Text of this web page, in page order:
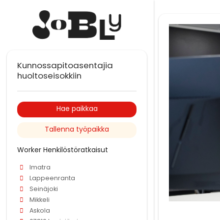
Kunnossapitoasentajia
huoltoseisokkiin
Hae paikkaa
Tallenna työpaikka
Worker Henkilöstöratkaisut
Imatra
Lappeenranta
Seinäjoki
Mikkeli
Askola